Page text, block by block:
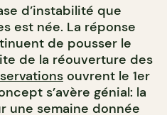
d’instabilité que
est née. La réponse
de pousser le
de la réouverture des
ouvrent le 1er
s’avère génial: la
une semaine donnée